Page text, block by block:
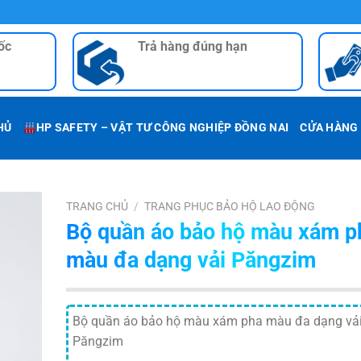
Trả hàng đúng hạn
HP SAFETY – VẬT TƯ CÔNG NGHIỆP ĐỒNG NAI CỬA HÀNG
TRANG CHỦ / TRANG PHỤC BẢO HỘ LAO ĐỘNG
Bộ quần áo bảo hộ màu xám
màu đa dạng vải Păngzim
Bộ quần áo bảo hộ màu xám pha màu đa dạng
Păngzim